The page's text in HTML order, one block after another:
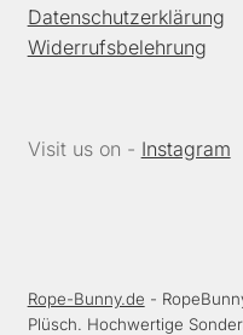
Datenschutzerklärung
Widerrufsbelehrung
Visit us on - Instagram
Rope-Bunny.de -
Plüsch. Hochwertige